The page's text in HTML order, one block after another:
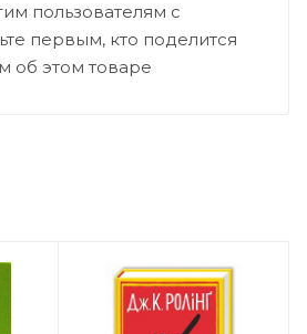
пользователям с
первым, кто поделится
об этом товаре